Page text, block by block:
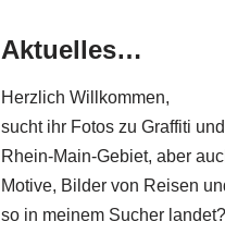
Aktuelles…
Herzlich Willkommen,
sucht ihr Fotos zu Graffiti
Rhein-Main-Gebiet, aber
Motive, Bilder von Reisen
so in meinem Sucher